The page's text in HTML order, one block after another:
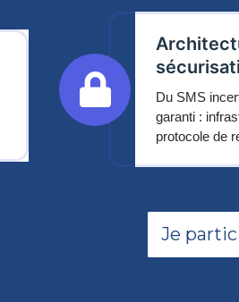
Du SMS
garanti :
protocole de
Je